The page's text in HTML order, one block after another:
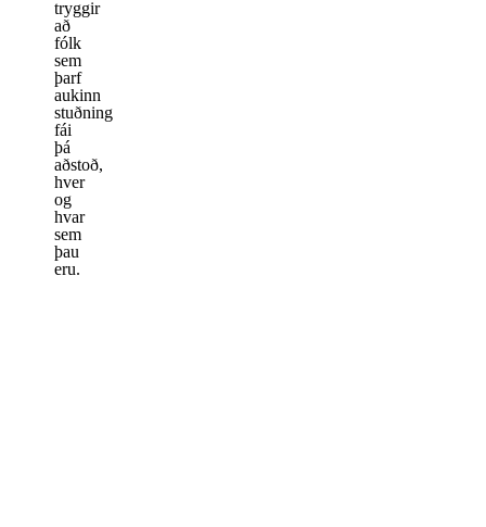
tryggir
að
fólk
sem
þarf
aukinn
stuðning
fái
þá
aðstoð,
hver
og
hvar
sem
þau
eru.